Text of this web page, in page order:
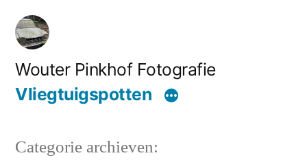
naar
inhoud
Wouter Pinkhof Fotografie
Vliegtuigspotten
Categorie archieven: